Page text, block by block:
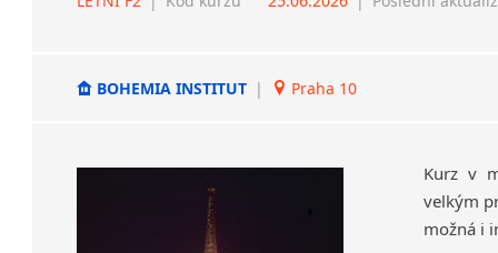
BOHEMIA INSTITUT | Praha 10
Kurz v
velkým